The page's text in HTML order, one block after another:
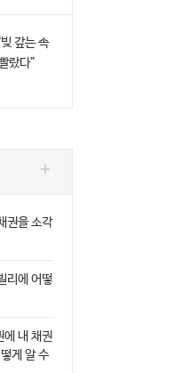
갚는 속
랐다”
권을 소각
리에 어떻
에 내 채권
게 알 수